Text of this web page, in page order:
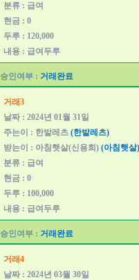
분류 : 급여
현금 : 0
두루 : 120,000
내용 : 급여두루
승인여부 : 거래완료
거래3
날짜 : 2024년 01월 31일
주는이 : 한밭레츠 (한밭레츠)
받는이 : 아침햇살(신용희) (아침햇살)
분류 : 급여
현금 : 0
두루 : 100,000
내용 : 급여두루
승인여부 : 거래완료
거래4
날짜 : 2024년 03월 30일